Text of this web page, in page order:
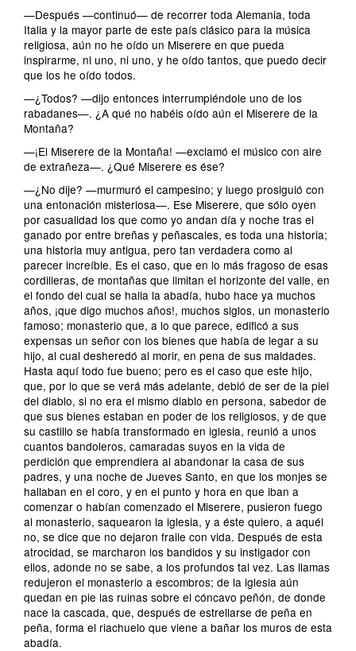
—Después —continuó— de recorrer toda Alemania, toda
Italia y la mayor parte de este país clásico para la música
religiosa, aún no he oído un Miserere en que pueda
inspirarme, ni uno, ni uno, y he oído tantos, que puedo decir
que los he oído todos.
—¿Todos? —dijo entonces interrumpiéndole uno de los
rabadanes—. ¿A qué no habéis oído aún el Miserere de la
Montaña?
—¡El Miserere de la Montaña! —exclamó el músico con aire
de extrañeza—. ¿Qué Miserere es ése?
—¿No dije? —murmuró el campesino; y luego prosiguió con
una entonación misteriosa—. Ese Miserere, que sólo oyen
por casualidad los que como yo andan día y noche tras el
ganado por entre breñas y peñascales, es toda una historia;
una historia muy antigua, pero tan verdadera como al
parecer increíble. Es el caso, que en lo más fragoso de esas
cordilleras, de montañas que limitan el horizonte del valle, en
el fondo del cual se halla la abadía, hubo hace ya muchos
años, ¡que digo muchos años!, muchos siglos, un monasterio
famoso; monasterio que, a lo que parece, edificó a sus
expensas un señor con los bienes que había de legar a su
hijo, al cual desheredó al morir, en pena de sus maldades.
Hasta aquí todo fue bueno; pero es el caso que este hijo,
que, por lo que se verá más adelante, debió de ser de la piel
del diablo, si no era el mismo diablo en persona, sabedor de
que sus bienes estaban en poder de los religiosos, y de que
su castillo se había transformado en iglesia, reunió a unos
cuantos bandoleros, camaradas suyos en la vida de
perdición que emprendiera al abandonar la casa de sus
padres, y una noche de Jueves Santo, en que los monjes se
hallaban en el coro, y en el punto y hora en que iban a
comenzar o habían comenzado el Miserere, pusieron fuego
al monasterio, saquearon la iglesia, y a éste quiero, a aquél
no, se dice que no dejaron fraile con vida. Después de esta
atrocidad, se marcharon los bandidos y su instigador con
ellos, adonde no se sabe, a los profundos tal vez. Las llamas
redujeron el monasterio a escombros; de la iglesia aún
quedan en pie las ruinas sobre el cóncavo peñón, de donde
nace la cascada, que, después de estrellarse de peña en
peña, forma el riachuelo que viene a bañar los muros de esta
abadía.